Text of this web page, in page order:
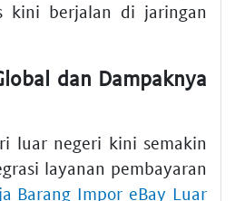
kini berjalan di jaringan
dan Dampaknya
luar negeri kini semakin
layanan pembayaran
Barang Impor eBay Luar